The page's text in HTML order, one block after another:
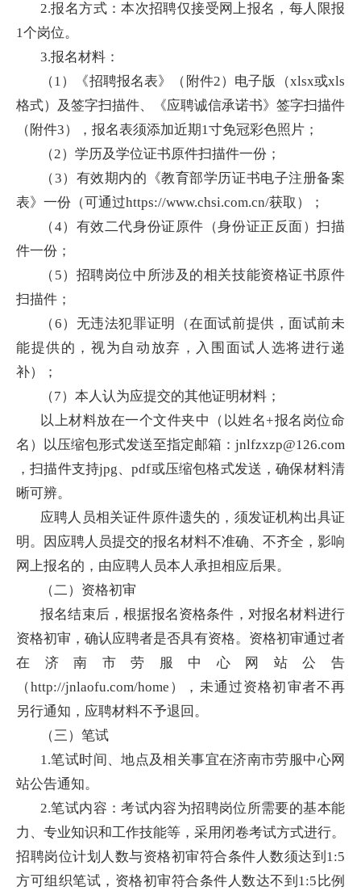
2.报名方式：本次招聘仅接受网上报名，每人限报
1个岗位。
3.报名材料：
（1）《招聘报名表》（附件2）电子版（xlsx或xls
格式）及签字扫描件、《应聘诚信承诺书》签字扫描件
（附件3），报名表须添加近期1寸免冠彩色照片；
（2）学历及学位证书原件扫描件一份；
（3）有效期内的《教育部学历证书电子注册备案
表》一份（可通过https://www.chsi.com.cn/获取）；
（4）有效二代身份证原件（身份证正反面）扫描
件一份；
（5）招聘岗位中所涉及的相关技能资格证书原件
扫描件；
（6）无违法犯罪证明（在面试前提供，面试前未
能提供的，视为自动放弃，入围面试人选将进行递
补）；
（7）本人认为应提交的其他证明材料；
以上材料放在一个文件夹中（以姓名+报名岗位命
名）以压缩包形式发送至指定邮箱：jnlfzxzp@126.com
，扫描件支持jpg、pdf或压缩包格式发送，确保材料清
晰可辨。
应聘人员相关证件原件遗失的，须发证机构出具证
明。因应聘人员提交的报名材料不准确、不齐全，影响
网上报名的，由应聘人员本人承担相应后果。
（二）资格初审
报名结束后，根据报名资格条件，对报名材料进行
资格初审，确认应聘者是否具有资格。资格初审通过者
在济南市劳服中心网站公告
（http://jnlaofu.com/home），未通过资格初审者不再
另行通知，应聘材料不予退回。
（三）笔试
1.笔试时间、地点及相关事宜在济南市劳服中心网
站公告通知。
2.笔试内容：考试内容为招聘岗位所需要的基本能
力、专业知识和工作技能等，采用闭卷考试方式进行。
招聘岗位计划人数与资格初审符合条件人数须达到1:5
方可组织笔试，资格初审符合条件人数达不到1:5比例